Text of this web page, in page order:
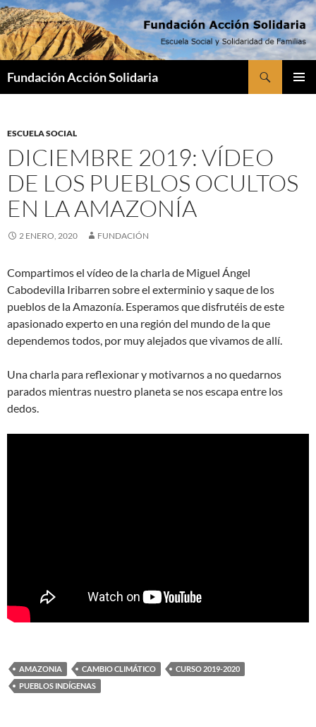
Saltar
al
contenido
Fundación Acción Solidaria
ESCUELA SOCIAL
DICIEMBRE 2019: VÍDEO
DE LOS PUEBLOS OCULTOS
EN LA AMAZONÍA
2 ENERO, 2020 FUNDACIÓN
Compartimos el vídeo de la charla de Miguel Ángel
Cabodevilla Iribarren sobre el exterminio y saque de los
pueblos de la Amazonía. Esperamos que disfrutéis de este
apasionado experto en una región del mundo de la que
dependemos todos, por muy alejados que vivamos de allí.
Una charla para reflexionar y motivarnos a no quedarnos
parados mientras nuestro planeta se nos escapa entre los
dedos.
AMAZONIA CAMBIO CLIMÁTICO
CURSO 2019-2020
PUEBLOS INDÍGENAS